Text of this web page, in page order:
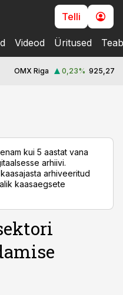
Telli
Videod Üritused
OMX Riga 0,23% 925,27
kui 5 aastat vana
arhiivi.
arhiveeritud
kaasaegsete